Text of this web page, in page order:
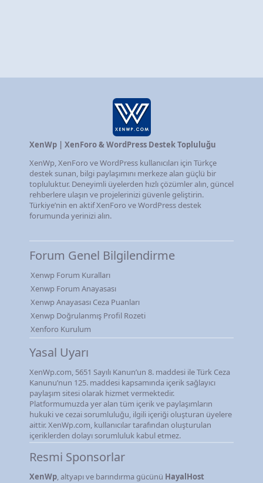
XenWp | XenForo & WordPress Destek Topluluğu
XenWp, XenForo ve WordPress kullanıcıları için Türkçe
destek sunan, bilgi paylaşımını merkeze alan güçlü bir
topluluktur. Deneyimli üyelerden hızlı çözümler alın, güncel
rehberlere ulaşın ve projelerinizi güvenle geliştirin.
Türkiye’nin en aktif XenForo ve WordPress destek
forumunda yerinizi alın.
Forum Genel Bilgilendirme
Xenwp Forum Kuralları
Xenwp Forum Anayasası
Xenwp Anayasası Ceza Puanları
Xenwp Doğrulanmış Profil Rozeti
Xenforo Kurulum
Yasal Uyarı
XenWp.com, 5651 Sayılı Kanun’un 8. maddesi ile Türk Ceza
Kanunu’nun 125. maddesi kapsamında içerik sağlayıcı
paylaşım sitesi olarak hizmet vermektedir.
Platformumuzda yer alan tüm içerik ve paylaşımların
hukuki ve cezai sorumluluğu, ilgili içeriği oluşturan üyelere
aittir. XenWp.com, kullanıcılar tarafından oluşturulan
içeriklerden dolayı sorumluluk kabul etmez.
Resmi Sponsorlar
XenWp, altyapı ve barındırma gücünü HayalHost